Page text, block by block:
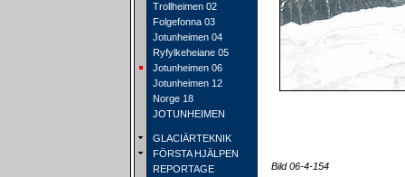
Trollheimen 02
Folgefonna 03
Jotunheimen 04
Ryfylkeheiane 05
Jotunheimen 06
Jotunheimen 12
Norge 18
JOTUNHEIMEN
GLACIÄRTEKNIK
FÖRSTA HJÄLPEN
REPORTAGE
Bild 06-4-154